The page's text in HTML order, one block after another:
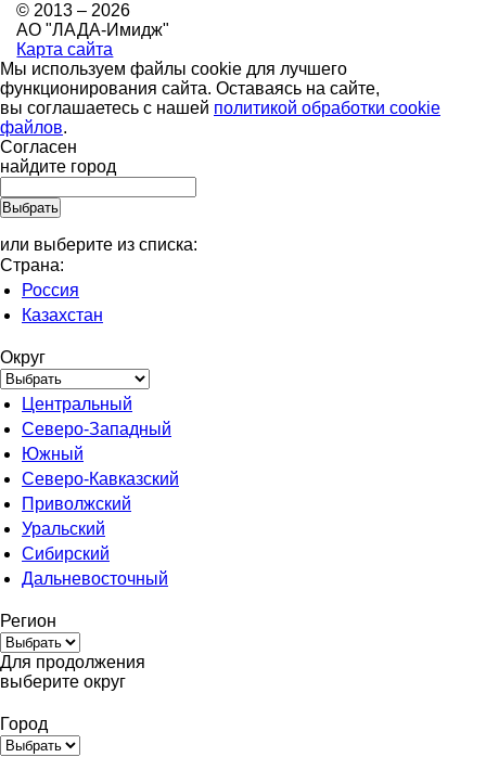
© 2013 – 2026
АО "ЛАДА-Имидж"
Карта сайта
Мы используем файлы cookie для лучшего
функционирования сайта. Оставаясь на сайте,
вы соглашаетесь с нашей политикой обработки cookie
файлов.
Согласен
найдите город
или выберите из списка:
Страна:
Россия
Казахстан
Округ
Центральный
Северо-Западный
Южный
Северо-Кавказский
Приволжский
Уральский
Сибирский
Дальневосточный
Регион
Для продолжения
выберите округ
Город